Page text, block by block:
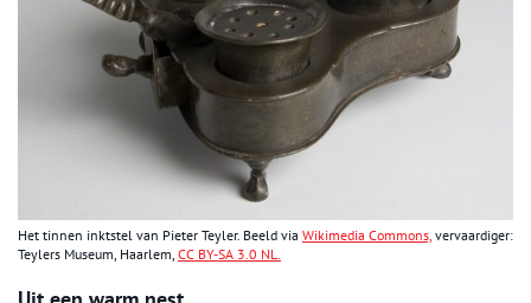
Het tinnen inktstel van Pieter Teyler. Beeld via Wikimedia Commons, vervaardiger:
Teylers Museum, Haarlem, CC BY-SA 3.0 NL.